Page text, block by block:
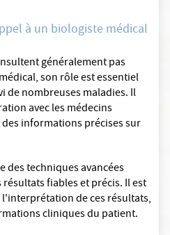
à un biologiste médical
généralement pas
son rôle est essentiel
de nombreuses maladies. Il
avec les médecins
informations précises sur
des techniques avancées
fiables et précis. Il est
de ces résultats,
cliniques du patient.